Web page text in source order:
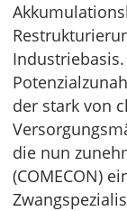
der stark von
die nun
(COMECON)